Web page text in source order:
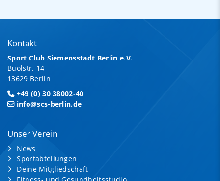
Kontakt
Sport Club Siemensstadt Berlin e.V.
Buolstr. 14
13629 Berlin
+49 (0) 30 38002-40
info@scs-berlin.de
Unser Verein
News
Sportabteilungen
Deine Mitgliedschaft
Fitness- und Gesundheitsstudio